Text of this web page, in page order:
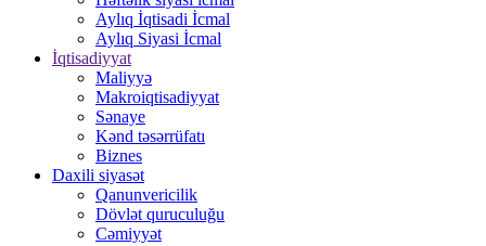
Aylıq İqtisadi İcmal
Aylıq Siyasi İcmal
İqtisadiyyat
Maliyyə
Makroiqtisadiyyat
Sənaye
Kənd təsərrüfatı
Biznes
Daxili siyasət
Qanunvericilik
Dövlət quruculuğu
Cəmiyyət